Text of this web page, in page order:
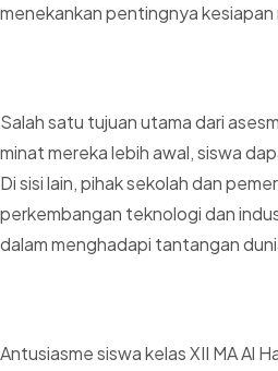
menekankan pentingnya
Salah satu tujuan utama dari
minat mereka lebih awal, siswa
Di sisi lain, pihak sekolah dan
perkembangan teknologi dan
dalam menghadapi tantangan
Antusiasme siswa kelas XII MA Al